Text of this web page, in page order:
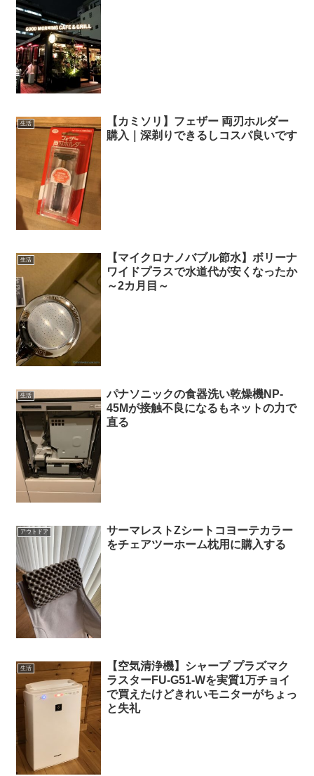
生活
【カミソリ】フェザー 両刃ホルダー
購入｜深剃りできるしコスパ良いです
生活
【マイクロナノバブル節水】ボリーナ
ワイドプラスで水道代が安くなったか
～2カ月目～
生活
パナソニックの食器洗い乾燥機NP-
45Mが接触不良になるもネットの力で
直る
アウトドア
サーマレストZシートコヨーテカラー
をチェアツーホーム枕用に購入する
生活
【空気清浄機】シャープ プラズマク
ラスターFU-G51-Wを実質1万チョイ
で買えたけどきれいモニターがちょっ
と失礼